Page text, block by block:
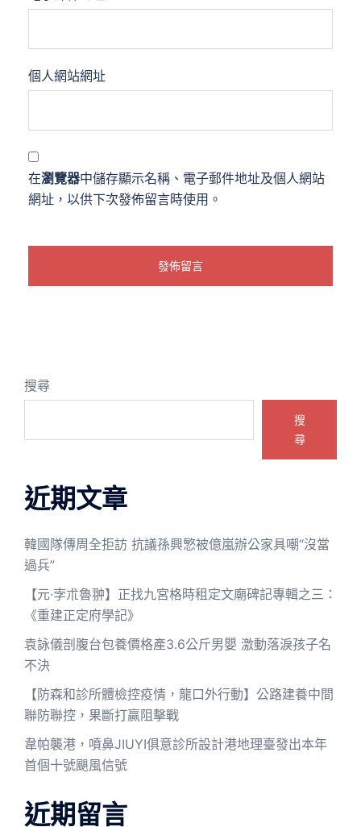
個人網站網址
在瀏覽器中儲存顯示名稱、電子郵件地址及個人網站
網址，以供下次發佈留言時使用。
搜尋
搜
尋
近期文章
韓國隊傳周全拒訪 抗議孫興慜被億嵐辦公家具嘲“沒當
過兵”
【元·孛朮魯翀】正找九宮格時租定文廟碑記專輯之三：
《重建正定府學記》
袁詠儀剖腹台包養價格產3.6公斤男嬰 激動落淚孩子名
不決
【防森和診所體檢控疫情，龍口外行動】公路建養中間
聯防聯控，果斷打贏阻擊戰
韋帕襲港，噴鼻JIUYI俱意診所設計港地理臺發出本年
首個十號颶風信號
近期留言